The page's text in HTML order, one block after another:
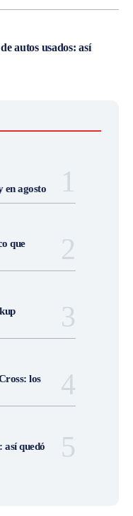
autos usados: así
en agosto
que
los
así quedó